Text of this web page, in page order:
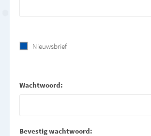
Nieuwsbrief
Wachtwoord:
Bevestig wachtwoord: